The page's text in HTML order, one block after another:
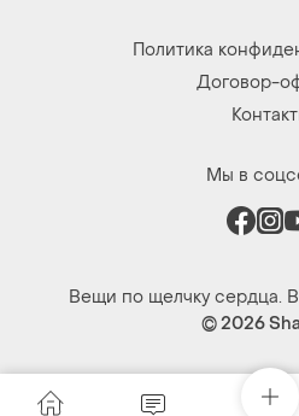
Политика
Договор-
Мы в
Вещи по щелчку сердца.
© 2026